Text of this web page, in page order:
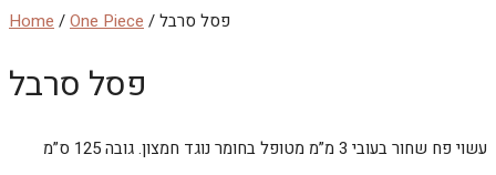
Home /One Piece / פסל סרבל
פסל סרבל
עשוי פח שחור בעובי 3 מ”מ מטופל בחומר נוגד חמצון. גובה 125 ס”מ